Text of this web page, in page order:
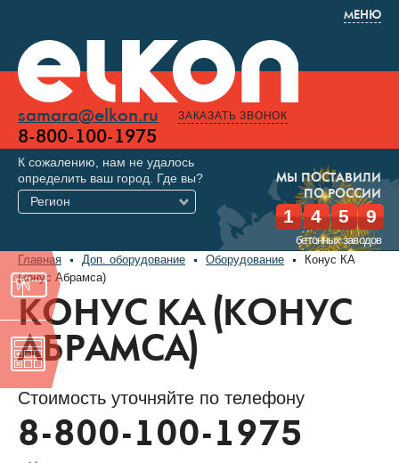
МЕНЮ
samara@elkon.ru
8-800-100-1975
ЗАКАЗАТЬ ЗВОНОК
МЫ ПОСТАВИЛИ
ПО РОССИИ
1 4 5 9
бетонных заводов
К сожалению, нам не удалось
определить ваш город. Где вы?
Регион
Главная Доп. оборудование Оборудование
Конус КА
(конуc Абрамса)
КОНУС КА (КОНУC
АБРАМСА)
Стоимость уточняйте по телефону
8-800-100-1975